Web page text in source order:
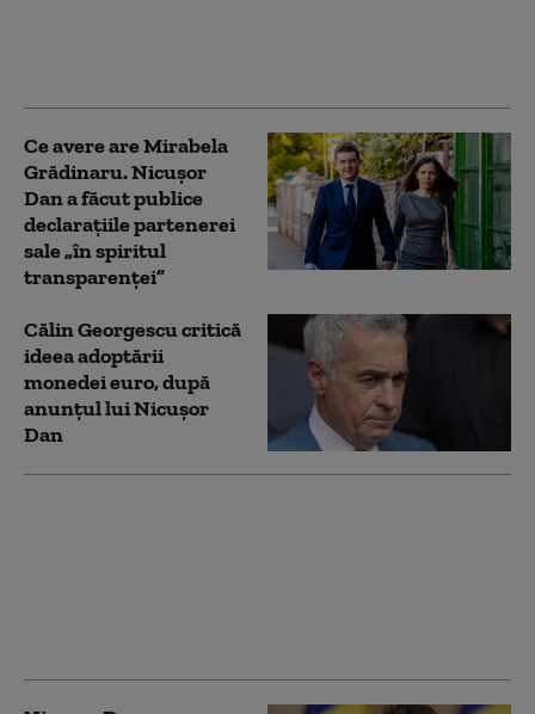
Ce avere are Mirabela
Grădinaru. Nicușor
Dan a făcut publice
declarațiile partenerei
sale „în spiritul
transparenței”
Călin Georgescu critică
ideea adoptării
monedei euro, după
anunțul lui Nicușor
Dan